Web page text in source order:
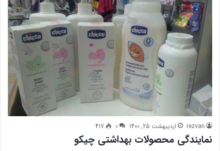
rezvan اردیبهشت 25, 1400 0
417
نمایندگی محصولات بهداشتی چیکو